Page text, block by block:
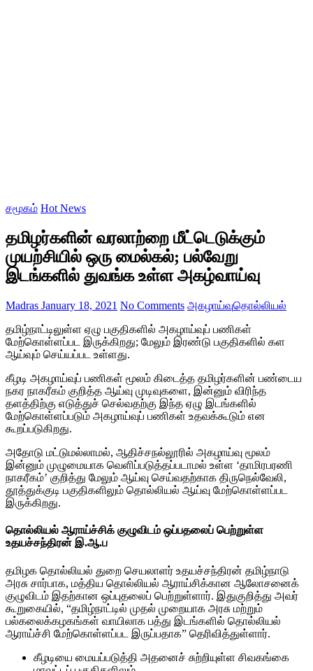
சமூகம் Hot News
தமிழர்களின் வரலாற்றை மீட்டெடுக்கும்
முயற்சியில் ஒரு மைல்கல்; பல்வேறு
இடங்களில் துவங்க உள்ள அகழ்வாய்வு
Madras January 18, 2021 No Comments அகழாய்வுதொல்லியல்
தமிழ்நாட்டிலுள்ள ஏழு பகுதிகளில் அகழாய்வுப் பணிகள்
மேற்கொள்ளப்பட இருக்கிறது; மேலும் இரண்டு பகுதிகளில் கள
ஆய்வும் செய்யப்பட உள்ளது.
கீழடி அகழாய்வுப் பணிகள் மூலம் கிடைத்த தமிழர்களின் பண்டைய
நகர நாகரீகம் குறித்த ஆய்வு முடிவுகளை, இன்னும் விரிந்த
தளத்திற்கு எடுத்துச் செல்வதற்கு இந்த ஏழு இடங்களில்
மேற்கொள்ளப்படும் அகழாய்வுப் பணிகள் உதவக்கூடும் என
கூறப்படுகிறது.
அதோடு மட்டுமல்லாமல், ஆதிச்சநல்லூரில் அகழாய்வு மூலம்
இன்னும் முழுமையாக வெளிப்படுத்தப்படாமல் உள்ள ‘தாமிரபரணி
நாகரீகம்’ குறித்து மேலும் ஆய்வு செய்வதற்காக திருநெல்வேலி,
தூத்துக்குடி பகுதிகளிலும் தொல்லியல் ஆய்வு மேற்கொள்ளப்பட
இருக்கிறது.
தொல்லியல் ஆராய்ச்சிக் குழுவிடம் ஒப்பதலைப் பெற்றுள்ள
உதயச்சந்திரன் இ.ஆ.ப
தமிழக தொல்லியல் துறை செயலாளர் உதயச்சந்திரன் தமிழ்நாடு
அரசு சார்பாக, மத்திய தொல்லியல் ஆராய்சிக்கான ஆலோசனைக்
குழுவிடம் இதற்கான ஒப்புதலைப் பெற்றுள்ளார். இதுகுறித்து அவர்
கூறுகையில், “தமிழ்நாட்டில் முதல் முறையாக அரசு மற்றும்
பல்கலைக்கழகங்கள் வாயிலாக பத்து இடங்களில் தொல்லியல்
ஆராய்ச்சி மேற்கொள்ளப்பட இருப்பதாக” தெரிவித்துள்ளார்.
கீழடியை மையப்படுத்தி அதனைச் சுற்றியுள்ள சிவகங்கை